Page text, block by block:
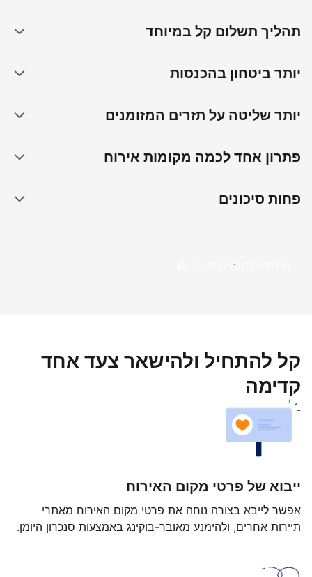
תהליך תשלום קל במיוחד
יותר ביטחון בהכנסות
יותר שליטה על תזרים המזומנים
פתרון אחד לכמה מקומות אירוח
פחות סיכונים
התחילו להרוויח עוד היום
קל להתחיל ולהישאר צעד אחד
קדימה
ייבוא של פרטי מקום האירוח
אפשר לייבא בצורה נוחה את פרטי מקום האירוח מאתרי
תיירות אחרים, ולהימנע מאובר-בוקינג באמצעות סנכרון היומן.